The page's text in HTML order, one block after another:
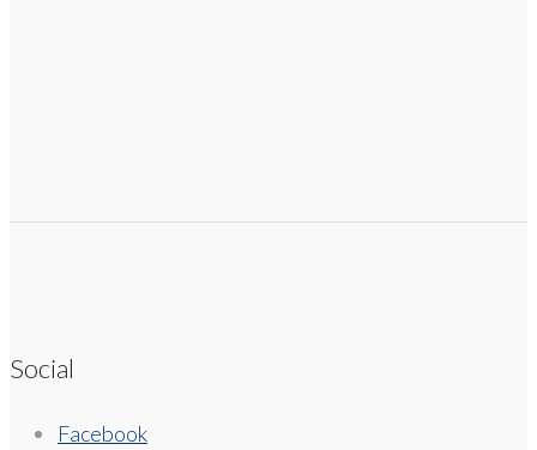
Social
Facebook